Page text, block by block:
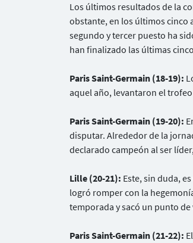
Los últimos resultados de la
obstante, en los últimos cinco
segundo y tercer puesto ha
han finalizado las últimas
Paris Saint-Germain (18-19):
aquel año, levantaron el
Paris Saint-Germain (19-20):
disputar. Alrededor de la
declarado campeón al ser
Lille (20-21): Este, sin duda,
logró romper con la
temporada y sacó un punto
Paris Saint-Germain (21-22):